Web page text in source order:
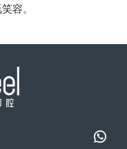
容。